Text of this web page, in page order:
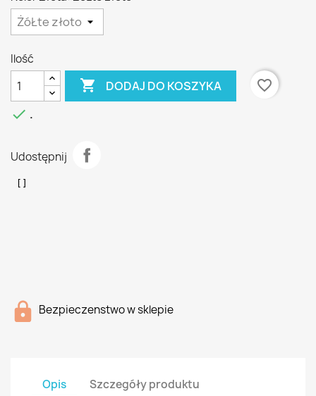
Ilość
 DODAJ DO KOSZYKA
favorite_border
 .
Udostępnij
Bezpieczenstwo w sklepie
Opis Szczegóły produktu